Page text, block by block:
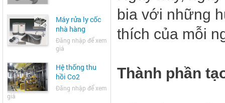
Máy rửa ly cốc
nhà hàng
Đăng nhập để xem
giá
Hệ thống thu
hồi Co2
Đăng nhập để xem
giá
bia với những
thích của mỗi
Thành phần